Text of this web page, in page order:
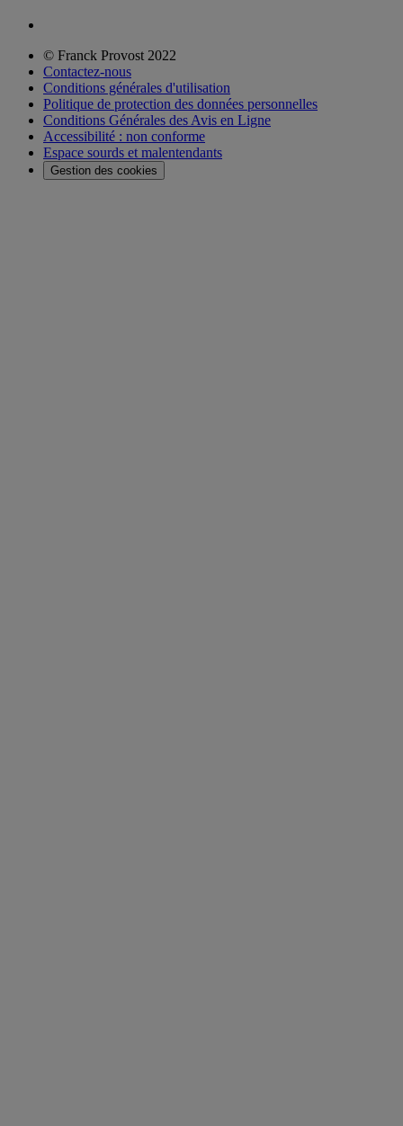
© Franck Provost 2022
Contactez-nous
Conditions générales d'utilisation
Politique de protection des données personnelles
Conditions Générales des Avis en Ligne
Accessibilité : non conforme
Espace sourds et malentendants
Gestion des cookies